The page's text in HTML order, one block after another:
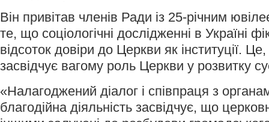
Він привітав членів Ради із 25-річним
те, що соціологічні дослідженні в Україні
відсоток довіри до Церкви як інституції.
засвідчує вагому роль Церкви у розвитку
«Налагоджений діалог і співпраця з
благодійна діяльність засвідчує, що